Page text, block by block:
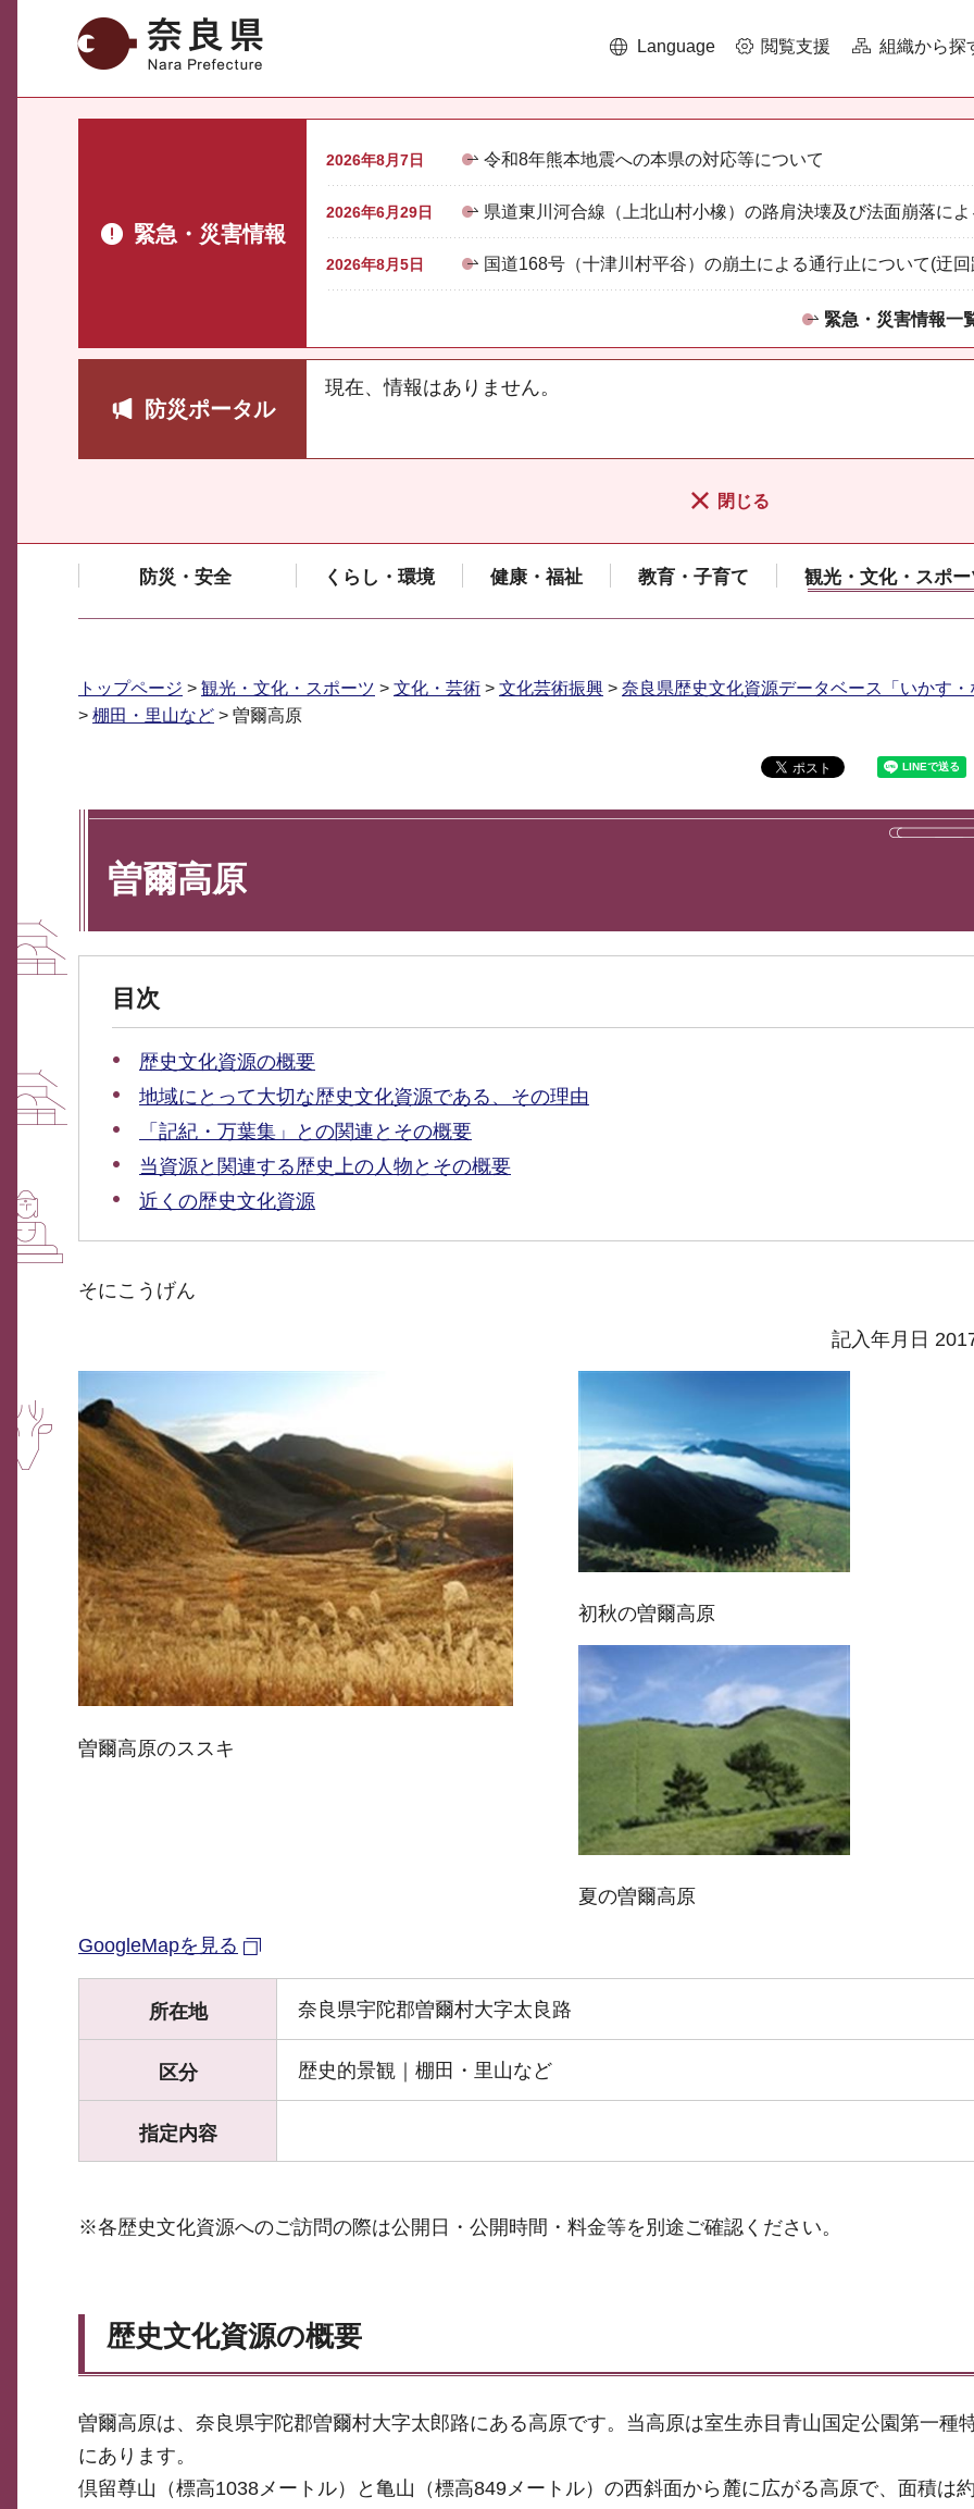
奈良県 Language 閲覧支援 組織から探
緊急・災害情報
2026年8月7日 令和8年熊本地震への本県の対応等について
2026年6月29日 県道東川河合線（上北山村小橡）の路肩決壊及び法面崩落に
2026年8月5日 国道168号（十津川村平谷）の崩土による通行止について(迂
緊急・災害情報一
防災ポータル
現在、情報はありません。
閉じる
防災・安全 くらし・環境 健康・福祉 教育・子育て 観光・文化・スポー
トップページ > 観光・文化・スポーツ > 文化・芸術 > 文化芸術振興 > 奈良県歴史文化資源データベース「いかす・
> 棚田・里山など > 曽爾高原
曽爾高原
目次
歴史文化資源の概要
地域にとって大切な歴史文化資源である、その理由
「記紀・万葉集」との関連とその概要
当資源と関連する歴史上の人物とその概要
近くの歴史文化資源
そにこうげん
記入年月日
曽爾高原のススキ
初秋の曽爾高原
夏の曽爾高原
GoogleMapを見る
所在地 奈良県宇陀郡曽爾村大字太良路
区分 歴史的景観｜棚田・里山など
指定内容
※各歴史文化資源へのご訪問の際は公開日・公開時間・料金等を別途ご確認ください。
歴史文化資源の概要
曽爾高原は、奈良県宇陀郡曽爾村大字太郎路にある高原です。当高原は室生赤目青山国定公園第一種
にあります。
倶留尊山（標高1038メートル）と亀山（標高849メートル）の西斜面から麓に広がる高原で、面積は